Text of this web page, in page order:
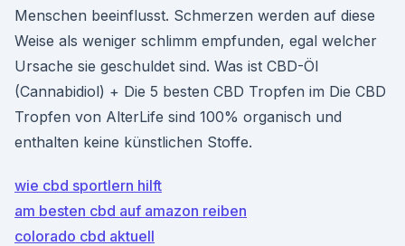
Menschen beeinflusst. Schmerzen werden auf diese
Weise als weniger schlimm empfunden, egal welcher
Ursache sie geschuldet sind. Was ist CBD-Öl
(Cannabidiol) + Die 5 besten CBD Tropfen im Die CBD
Tropfen von AlterLife sind 100% organisch und
enthalten keine künstlichen Stoffe.
wie cbd sportlern hilft
am besten cbd auf amazon reiben
colorado cbd aktuell